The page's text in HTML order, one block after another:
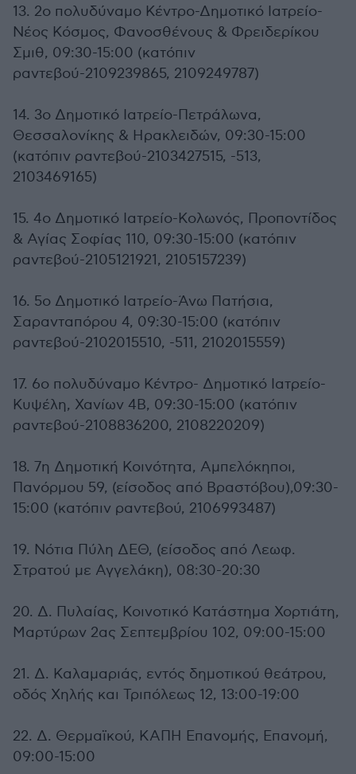
13. 2ο πολυδύναμο Κέντρο-Δημοτικό Ιατρείο-
Νέος Κόσμος, Φανοσθένους & Φρειδερίκου
Σμιθ, 09:30-15:00 (κατόπιν
ραντεβού-2109239865, 2109249787)
14. 3ο Δημοτικό Ιατρείο-Πετράλωνα,
Θεσσαλονίκης & Ηρακλειδών, 09:30-15:00
(κατόπιν ραντεβού-2103427515, -513,
2103469165)
15. 4ο Δημοτικό Ιατρείο-Κολωνός, Προποντίδος
& Αγίας Σοφίας 110, 09:30-15:00 (κατόπιν
ραντεβού-2105121921, 2105157239)
16. 5ο Δημοτικό Ιατρείο-Άνω Πατήσια,
Σαρανταπόρου 4, 09:30-15:00 (κατόπιν
ραντεβού-2102015510, -511, 2102015559)
17. 6ο πολυδύναμο Κέντρο- Δημοτικό Ιατρείο-
Κυψέλη, Χανίων 4Β, 09:30-15:00 (κατόπιν
ραντεβού-2108836200, 2108220209)
18. 7η Δημοτική Κοινότητα, Αμπελόκηποι,
Πανόρμου 59, (είσοδος από Βραστόβου),09:30-
15:00 (κατόπιν ραντεβού, 2106993487)
19. Νότια Πύλη ΔΕΘ, (είσοδος από Λεωφ.
Στρατού με Αγγελάκη), 08:30-20:30
20. Δ. Πυλαίας, Κοινοτικό Κατάστημα Χορτιάτη,
Μαρτύρων 2ας Σεπτεμβρίου 102, 09:00-15:00
21. Δ. Καλαμαριάς, εντός δημοτικού θεάτρου,
οδός Χηλής και Τριπόλεως 12, 13:00-19:00
22. Δ. Θερμαϊκού, ΚΑΠΗ Επανομής, Επανομή,
09:00-15:00